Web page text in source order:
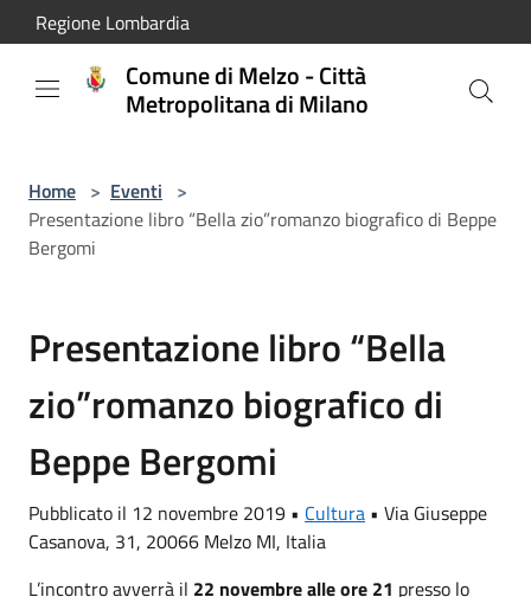
Salta al contenuto principale
Regione Lombardia
Comune di Melzo - Città
Metropolitana di Milano
Home > Eventi >
Presentazione libro “Bella zio”romanzo biografico di Beppe
Bergomi
Presentazione libro “Bella
zio”romanzo biografico di
Beppe Bergomi
Pubblicato il 12 novembre 2019 • Cultura • Via Giuseppe
Casanova, 31, 20066 Melzo MI, Italia
L’incontro avverrà il 22 novembre alle ore 21 presso lo